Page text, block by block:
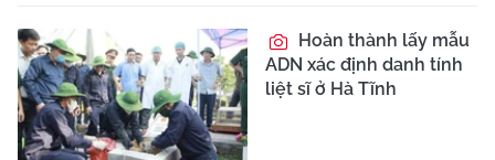
Hoàn thành lấy mẫu
ADN xác định danh tính
liệt sĩ ở Hà Tĩnh